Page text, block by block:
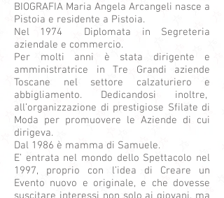
BIOGRAFIA Maria Angela Arcangeli nasce a
Pistoia e residente a Pistoia.
Nel 1974 Diplomata in Segreteria
aziendale e commercio.
Per molti anni è stata dirigente e
amministratrice in Tre Grandi aziende
Toscane nel settore calzaturiero e
abbigliamento. Dedicandosi inoltre,
all’organizzazione di prestigiose Sfilate di
Moda per promuovere le Aziende di cui
dirigeva.
Dal 1986 è mamma di Samuele.
E’ entrata nel mondo dello Spettacolo nel
1997, proprio con l’idea di Creare un
Evento nuovo e originale, e che dovesse